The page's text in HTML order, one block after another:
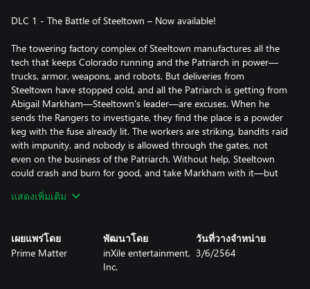
DLC 1 - The Battle of Steeltown – Now available!
The towering factory complex of Steeltown manufactures all the
tech that keeps Colorado running and the Patriarch in power—
trucks, armor, weapons, and robots. But deliveries from
Steeltown have stopped cold, and all the Patriarch is getting from
Abigail Markham—Steeltown's leader—are excuses. When he
sends the Rangers to investigate, they find the place is a powder
keg with the fuse already lit. The workers are striking, bandits raid
with impunity, and nobody is allowed through the gates, not
even on the business of the Patriarch. Without help, Steeltown
could crash and burn for good, and take Markham with it—but
that for themselves.
Cult of the Holy Detonation expands the Wasteland 3 experience
with entry into the Cheyenne Mountain complex, crammed with
แสดงเพิ่มเติม
เผยแพร่โดย
Prime Matter
พัฒนาโดย
inXile entertainment,
Inc.
วันที่วางจำหน่าย
3/6/2564